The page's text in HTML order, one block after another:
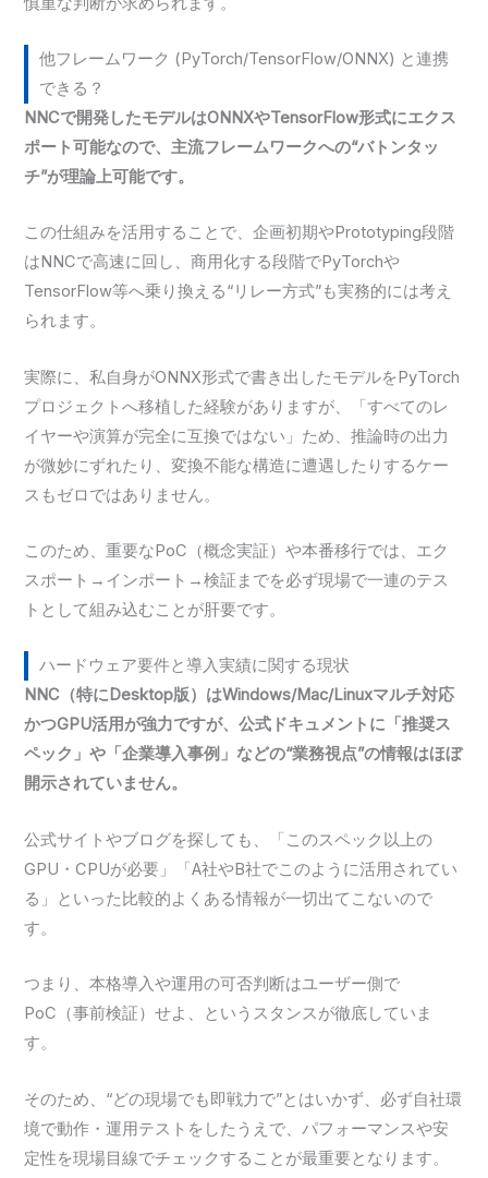
他フレームワーク (PyTorch/TensorFlow/ONNX) と連携
できる？
NNCで開発したモデルはONNXやTensorFlow形式にエクス
ポート可能なので、主流フレームワークへの“バトンタッ
チ”が理論上可能です。
この仕組みを活用することで、企画初期やPrototyping段階
はNNCで高速に回し、商用化する段階でPyTorchや
TensorFlow等へ乗り換える“リレー方式”も実務的には考え
られます。
実際に、私自身がONNX形式で書き出したモデルをPyTorch
プロジェクトへ移植した経験がありますが、「すべてのレ
イヤーや演算が完全に互換ではない」ため、推論時の出力
が微妙にずれたり、変換不能な構造に遭遇したりするケー
スもゼロではありません。
このため、重要なPoC（概念実証）や本番移行では、エク
スポート→インポート→検証までを必ず現場で一連のテス
トとして組み込むことが肝要です。
ハードウェア要件と導入実績に関する現状
NNC（特にDesktop版）はWindows/Mac/Linuxマルチ対応
かつGPU活用が強力ですが、公式ドキュメントに「推奨ス
ペック」や「企業導入事例」などの“業務視点”の情報はほぼ
開示されていません。
公式サイトやブログを探しても、「このスペック以上の
GPU・CPUが必要」「A社やB社でこのように活用されてい
る」といった比較的よくある情報が一切出てこないので
す。
つまり、本格導入や運用の可否判断はユーザー側で
PoC（事前検証）せよ、というスタンスが徹底していま
す。
そのため、“どの現場でも即戦力で”とはいかず、必ず自社環
境で動作・運用テストをしたうえで、パフォーマンスや安
定性を現場目線でチェックすることが最重要となります。